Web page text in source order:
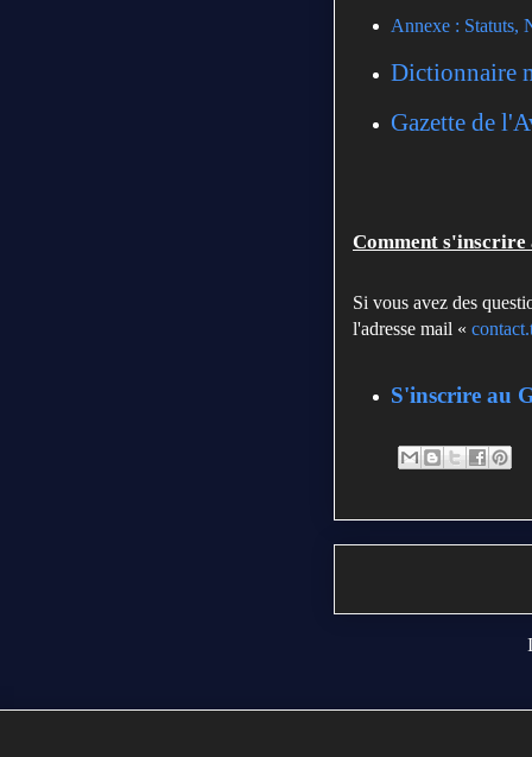
Annexe : Statuts,
Dictionnaire
Gazette de
Comment s'inscrire
Si vous avez des
l'adresse mail «
S'inscrire au